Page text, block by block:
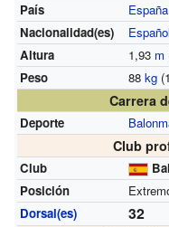
País
España
Nacionalidad(es)
Altura
1,93 m
Peso
88 kg
Carrera
Deporte
Club
Club
Posición
Dorsal(es)
32